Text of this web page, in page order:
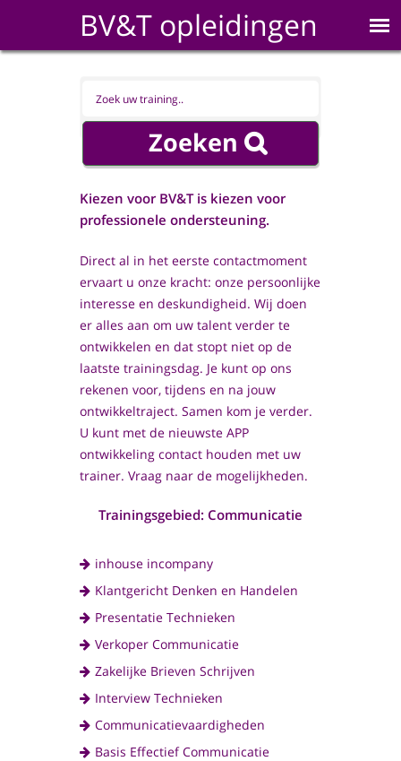
BV&T opleidingen
Kiezen voor BV&T is kiezen voor
professionele ondersteuning.
Direct al in het eerste contactmoment
ervaart u onze kracht: onze persoonlijke
interesse en deskundigheid. Wij doen
er alles aan om uw talent verder te
ontwikkelen en dat stopt niet op de
laatste trainingsdag. Je kunt op ons
rekenen voor, tijdens en na jouw
ontwikkeltraject. Samen kom je verder.
U kunt met de nieuwste APP
ontwikkeling contact houden met uw
trainer. Vraag naar de mogelijkheden.
Trainingsgebied: Communicatie
inhouse incompany
Klantgericht Denken en Handelen
Presentatie Technieken
Verkoper Communicatie
Zakelijke Brieven Schrijven
Interview Technieken
Communicatievaardigheden
Basis Effectief Communicatie